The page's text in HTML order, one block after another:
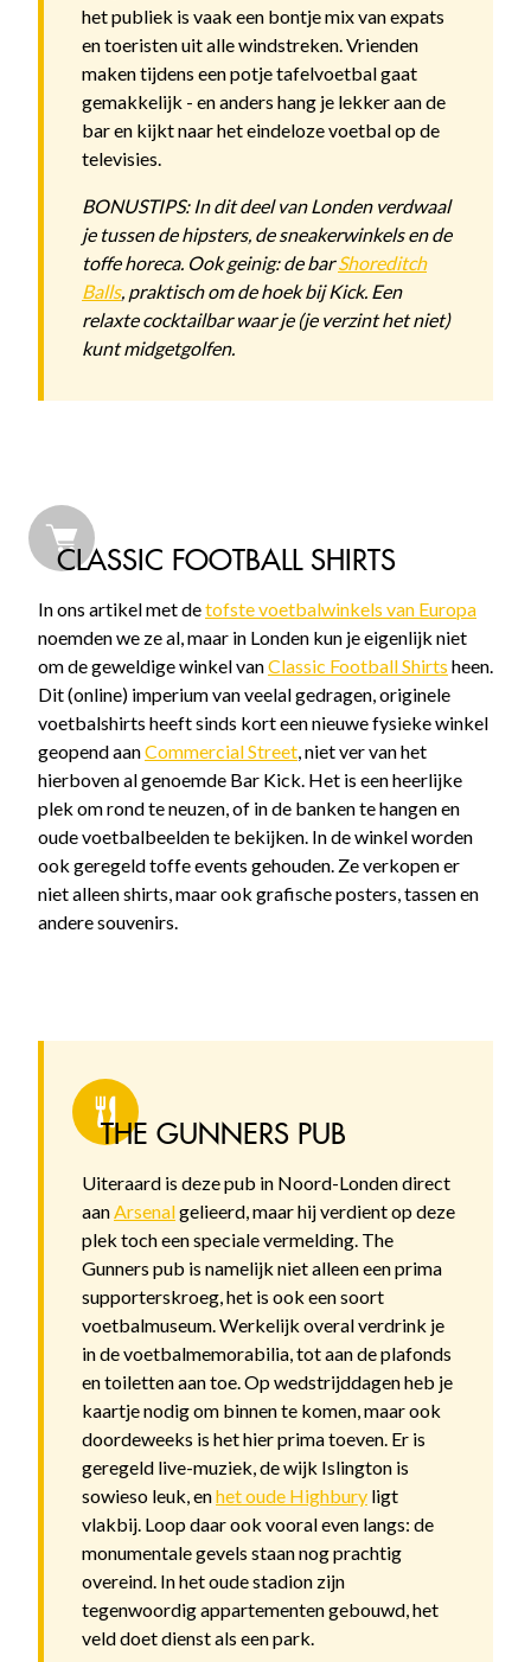
het publiek is vaak een bontje mix van expats
en toeristen uit alle windstreken. Vrienden
maken tijdens een potje tafelvoetbal gaat
gemakkelijk - en anders hang je lekker aan de
bar en kijkt naar het eindeloze voetbal op de
televisies.
BONUSTIPS: In dit deel van Londen verdwaal
je tussen de hipsters, de sneakerwinkels en de
toffe horeca. Ook geinig: de barShoreditch
Balls, praktisch om de hoek bij Kick. Een
relaxte cocktailbar waar je (je verzint het niet)
kunt midgetgolfen.
CLASSIC FOOTBALL SHIRTS
In ons artikel met detofste voetbalwinkels van Europa
noemden we ze al, maar in Londen kun je eigenlijk niet
om de geweldige winkel vanClassic Football Shirts heen.
Dit (online) imperium van veelal gedragen, originele
voetbalshirts heeft sinds kort een nieuwe fysieke winkel
geopend aanCommercial Street , niet ver van het
hierboven al genoemde Bar Kick. Het is een heerlijke
plek om rond te neuzen, of in de banken te hangen en
oude voetbalbeelden te bekijken. In de winkel worden
ook geregeld toffe events gehouden. Ze verkopen er
niet alleen shirts, maar ook grafische posters, tassen en
andere souvenirs.
THE GUNNERS PUB
Uiteraard is deze pub in Noord-Londen direct
aan Arsenalgelieerd, maar hij verdient op deze
plek toch een speciale vermelding. The
Gunners pub is namelijk niet alleen een prima
supporterskroeg, het is ook een soort
voetbalmuseum. Werkelijk overal verdrink je
in de voetbalmemorabilia, tot aan de plafonds
en toiletten aan toe. Op wedstrijddagen heb je
kaartje nodig om binnen te komen, maar ook
doordeweeks is het hier prima toeven. Er is
geregeld live-muziek, de wijk Islington is
sowieso leuk, enhet oude Highbury ligt
vlakbij. Loop daar ook vooral even langs: de
monumentale gevels staan nog prachtig
overeind. In het oude stadion zijn
tegenwoordig appartementen gebouwd, het
veld doet dienst als een park.